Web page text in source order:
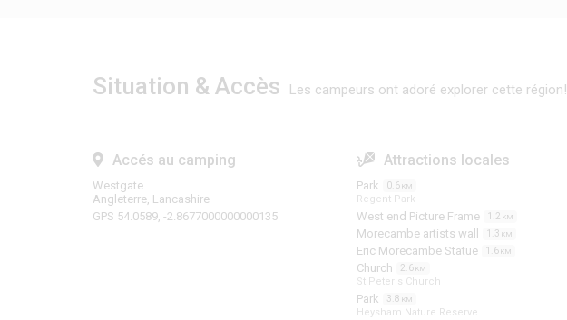
Situation & Accès Les campeurs ont adoré explorer cette région!
Accés au camping
Westgate
Angleterre, Lancashire
GPS 54.0589, -2.8677000000000135
Attractions locales
Park 0.6 KM
Regent Park
West end Picture Frame 1.2 KM
Morecambe artists wall 1.3 KM
Eric Morecambe Statue 1.6 KM
Church 2.6 KM
St Peter's Church
Park 3.8 KM
Heysham Nature Reserve